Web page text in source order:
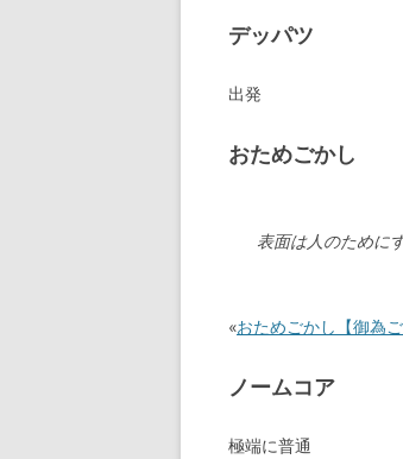
デッパツ
出発
おためごかし
表面は人のために
«おためごかし【御為
ノームコア
極端に普通